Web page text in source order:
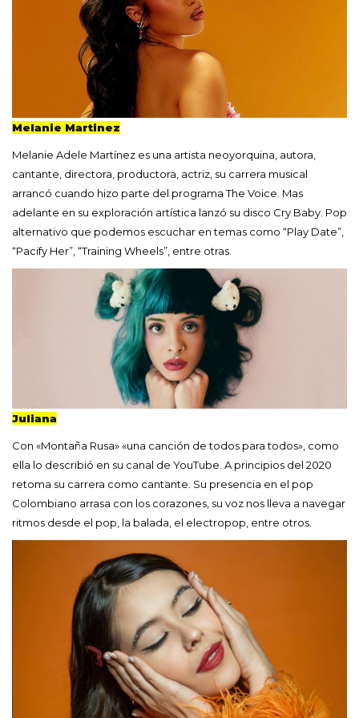
Melanie Martinez
Melanie Adele Martínez es una artista neoyorquina, autora,
cantante, directora, productora, actriz, su carrera musical
arrancó cuando hizo parte del programa The Voice. Mas
adelante en su exploración artística lanzó su disco Cry Baby. Pop
alternativo que podemos escuchar en temas como “Play Date”,
“Pacify Her”, “Training Wheels”, entre otras.
Juliana
Con «Montaña Rusa» «una canción de todos para todos», como
ella lo describió en su canal de YouTube. A principios del 2020
retoma su carrera como cantante. Su presencia en el pop
Colombiano arrasa con los corazones, su voz nos lleva a navegar
ritmos desde el pop, la balada, el electropop, entre otros.